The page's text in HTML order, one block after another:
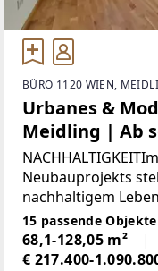
BÜRO 1120 WIEN,
Urbanes &
Meidling | Ab
Neubauprojekts
nachhaltigem
der zukünftigen
der Nutzungsdauer
Bauen auf die
15 passende Objekte
68,1-128,05 m²
€ 217.400-